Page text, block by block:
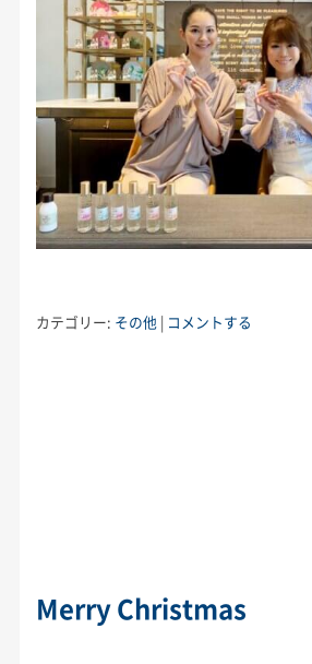
カテゴリー: その他 | コメントする
Merry Christmas